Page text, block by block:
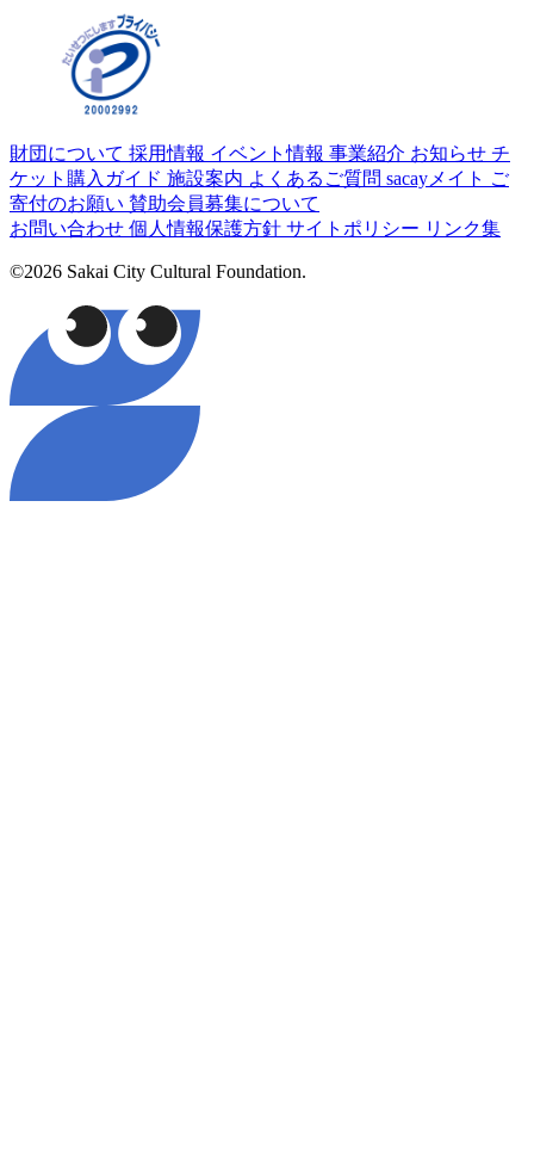
財団について 採用情報 イベント情報 事業紹介 お知らせ チ
ケット購入ガイド 施設案内 よくあるご質問 sacayメイト ご
寄付のお願い 賛助会員募集について
お問い合わせ 個人情報保護方針 サイトポリシー リンク集
©2026 Sakai City Cultural Foundation.